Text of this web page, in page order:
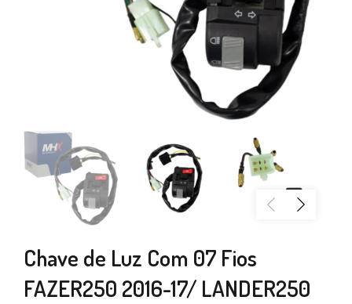
Chave de Luz Com 07 Fios
FAZER250 2016-17/ LANDER250